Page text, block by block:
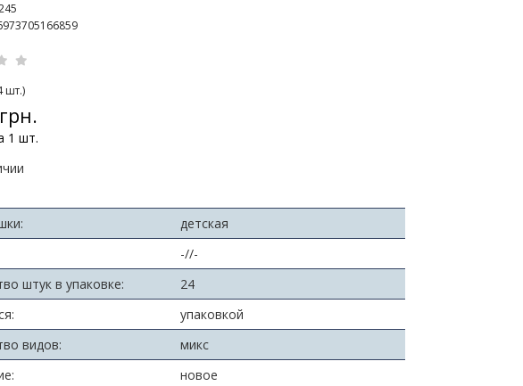
шт.)
1 шт.
детская
-//-
штук в упаковке:
24
упаковкой
видов:
микс
новое